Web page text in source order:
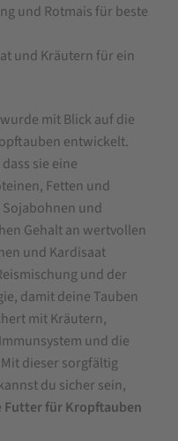
und Rotmais für beste
und Kräutern für ein
wurde mit Blick auf die
entwickelt.
sie eine
Fetten und
und
Gehalt an wertvollen
und Kardisaat
und der
damit deine Tauben
mit Kräutern,
und die
dieser sorgfältig
du sicher sein,
Futter für Kropftauben